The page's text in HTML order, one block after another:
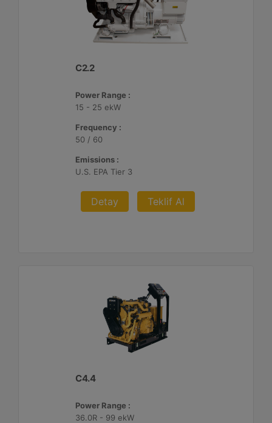
C2.2
Power Range :
15 - 25 ekW
Frequency :
50 / 60
Emissions :
U.S. EPA Tier 3
Detay Teklif Al
C4.4
Power Range :
36.0R - 99 ekW